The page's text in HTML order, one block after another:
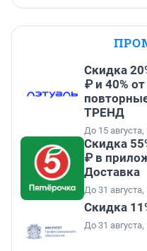
Скидка
₽ и 40%
ТРЕНД
До 15 августа,
Скидка
₽ в
Доставка
До 31 августа,
Скидка
До 31 августа,